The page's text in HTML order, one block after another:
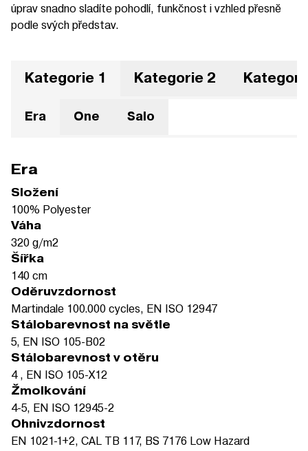
úprav snadno sladíte pohodlí, funkčnost i vzhled přesně
podle svých představ.
Kategorie 1 Kategorie 2
Era One Salo
Era
Složení
100% Polyester
Váha
320 g/m2
Šířka
140 cm
Oděruvzdornost
Martindale 100.000 cycles, EN ISO 12947
Stálobarevnost na světle
5, EN ISO 105-B02
Stálobarevnost v otěru
4 , EN ISO 105-X12
Žmolkování
4-5, EN ISO 12945-2
Ohnivzdornost
EN 1021-1+2, CAL TB 117, BS 7176 Low Hazard